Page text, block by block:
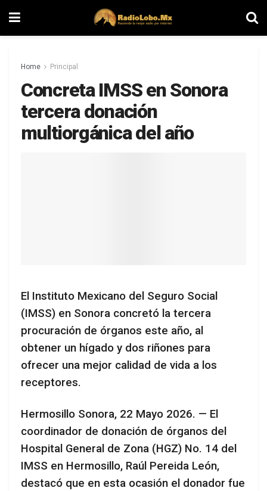
Home Principal
Concreta IMSS en Sonora
tercera donación
multiorgánica del año
El Instituto Mexicano del Seguro Social
(IMSS) en Sonora concretó la tercera
procuración de órganos este año, al
obtener un hígado y dos riñones para
ofrecer una mejor calidad de vida a los
receptores.
Hermosillo Sonora, 22 Mayo 2026. — El
coordinador de donación de órganos del
Hospital General de Zona (HGZ) No. 14 del
IMSS en Hermosillo, Raúl Pereida León,
destacó que en esta ocasión el donador fue